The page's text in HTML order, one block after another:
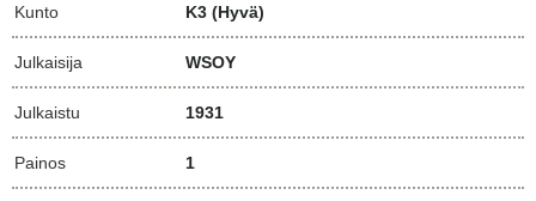
Kunto K3 (Hyvä)
Julkaisija WSOY
Julkaistu 1931
Painos 1